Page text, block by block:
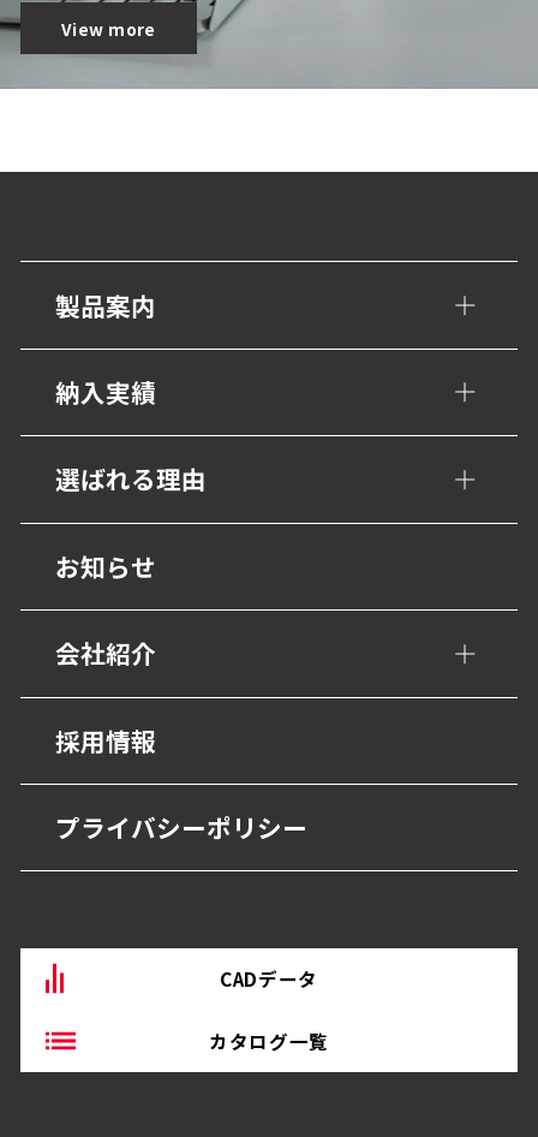
View more
製品案内
手すり・壁面ガード
トイレ/介護補助手すり
衝撃吸収材・保護材
階段ノンスリップ
歩行用誘導鋲・点字鋲
避難・誘導
グレーチング・側溝
抗菌・抗ウイルス技術
BEP・ステンレス仕上げ
納入実績
公共・文化施設
学校・教育施設
幼保・子育て施設
医療施設
福祉・高齢者施設
宿泊・観光施設
商業・オフィス施設
物流・産業施設
選ばれる理由
設計事務所の皆様へ
お知らせ
会社紹介
会社概要
営業所
沿革
採用情報
プライバシーポリシー
CADデータ
カタログ一覧